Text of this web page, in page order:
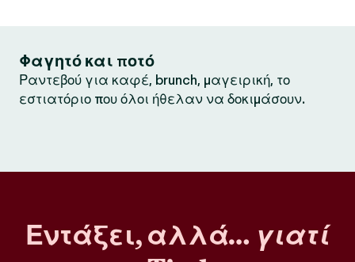
Φαγητό και ποτό
Ραντεβού για καφέ, brunch, μαγειρική, το
εστιατόριο που όλοι ήθελαν να δοκιμάσουν.
Εντάξει, αλλά… γιατί